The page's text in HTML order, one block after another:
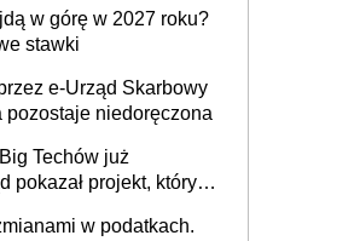
jedynym
w górę w 2027 roku?
stawki
e-Urząd Skarbowy
pozostaje niedoręczona
Techów już
pokazał projekt, który
w podatkach.